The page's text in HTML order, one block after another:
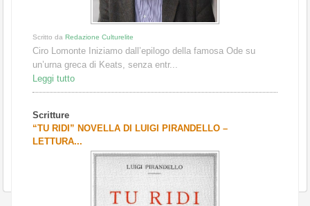
Scritto da Redazione Culturelite
Ciro Lomonte Iniziamo dall’epilogo della famosa Ode su
un’urna greca di Keats, senza entr...
Leggi tutto
Scritture
“TU RIDI” NOVELLA DI LUIGI PIRANDELLO –
LETTURA...